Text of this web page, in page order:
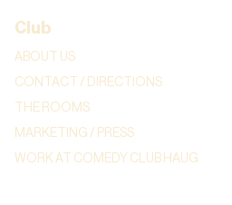
Club
ABOUT US
CONTACT / DIRECTIONS
THE ROOMS
MARKETING / PRESS
WORK AT COMEDY CLUB HAUG